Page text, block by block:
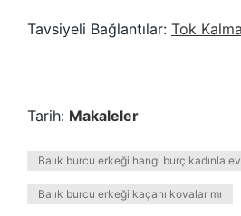
Tavsiyeli Bağlantılar: Tok
Tarih: Makaleler
Balık burcu erkeği hangi burç kadınla
Balık burcu erkeği kaçanı kovalar mı